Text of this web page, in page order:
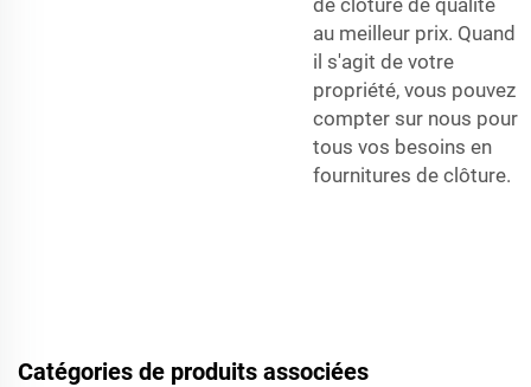
au meilleur prix. Quand
il s'agit de votre
propriété, vous pouvez
compter sur nous pour
tous vos besoins en
fournitures de clôture.
Catégories de produits associées